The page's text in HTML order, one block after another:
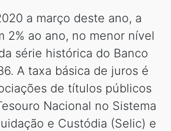
a março deste ano, a
2% ao ano, no menor nível
série histórica do Banco
A taxa básica de juros é
de títulos públicos
Nacional no Sistema
e Custódia (Selic) e